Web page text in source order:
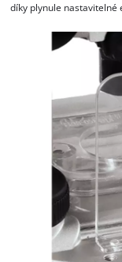
díky plynule nastavitelné